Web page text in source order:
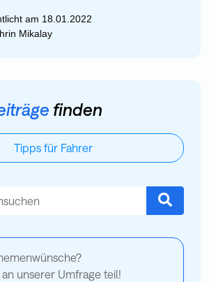
am 18.01.2022
Mikalay
finden
Tipps für Fahrer
mit einer automatischen
unserer Umfrage teil!